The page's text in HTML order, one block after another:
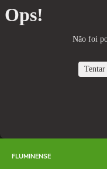
FLUMINENSE